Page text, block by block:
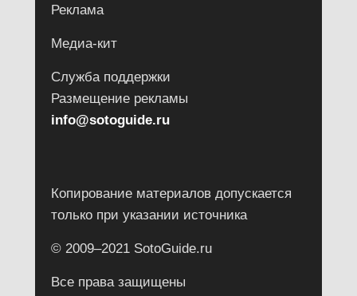
Реклама
Медиа-кит
Служба поддержки
Размещение рекламы
info@sotoguide.ru
Копирование материалов допускается
только при указании источника
© 2009–2021 SotoGuide.ru
Все права защищены